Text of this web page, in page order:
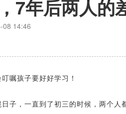
7年后两人的
08 14:46
嘱孩子要好好学习！
子，一直到了初三的时候，两个人